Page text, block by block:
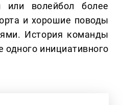
или волейбол более
и хорошие поводы
История команды
одного инициативного